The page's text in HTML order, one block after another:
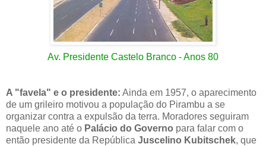
Av. Presidente Castelo Branco - Anos 80
A "favela" e o presidente: Ainda em 1957, o aparecimento
de um grileiro motivou a população do Pirambu a se
organizar contra a expulsão da terra. Moradores seguiram
naquele ano até o Palácio do Governo para falar com o
então presidente da República Juscelino Kubitschek, que